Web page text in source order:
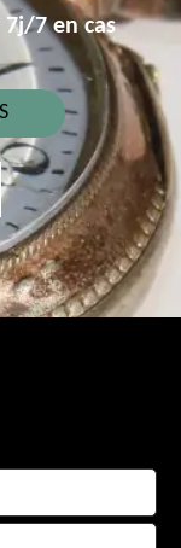
7 en cas